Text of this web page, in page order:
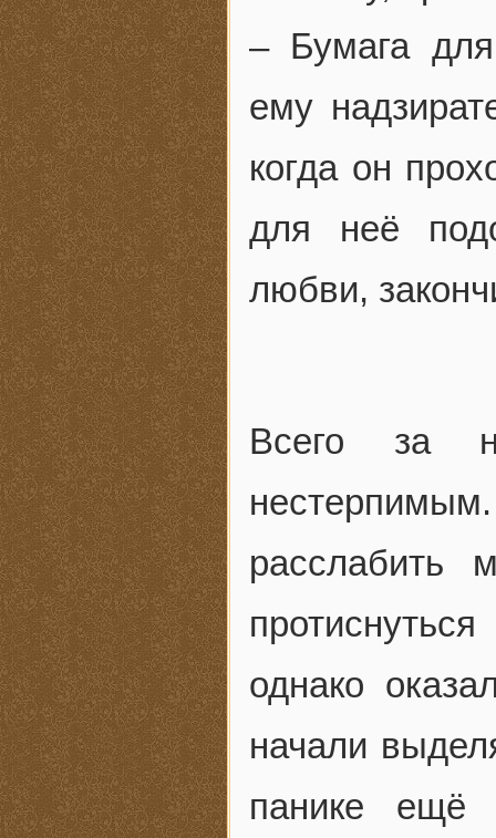
– Бумага
ему
когда он
для неё
любви,
Всего за
расслабить
однако
начали
панике ещё